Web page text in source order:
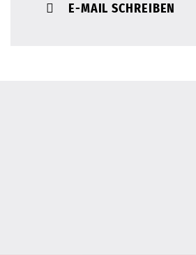
E-MAIL SCHREIBEN